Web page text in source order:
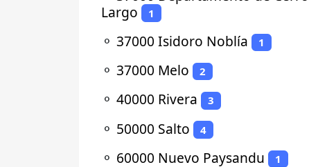
Largo
1
⚬ 37000 Isidoro Noblía 1
⚬ 37000 Melo 2
⚬ 40000 Rivera 3
⚬ 50000 Salto 4
⚬ 60000 Nuevo Paysandu 1